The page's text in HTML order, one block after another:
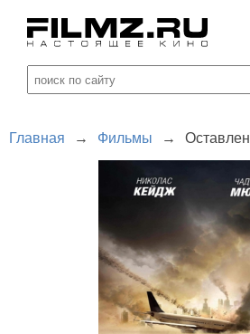
Главная → Фильмы →